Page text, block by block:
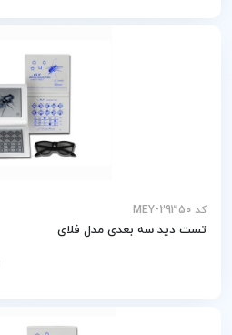
کد MEY-29350
تست دید سه بعدی مدل فلای